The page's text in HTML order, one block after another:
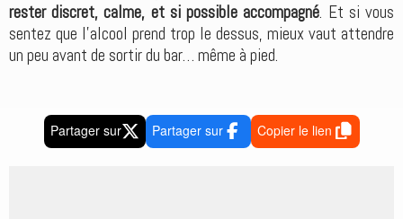
rester discret, calme, et si possible accompagné. Et si vous
sentez que l’alcool prend trop le dessus, mieux vaut attendre
un peu avant de sortir du bar… même à pied.
Partager sur Partager sur Copier le lien